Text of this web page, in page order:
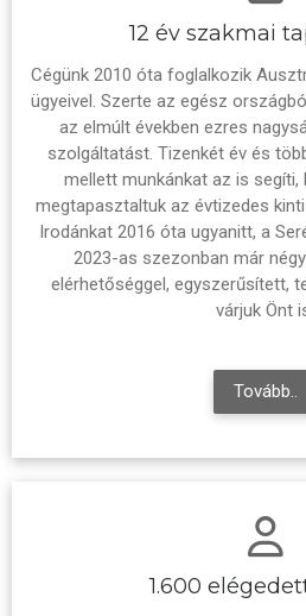
12 év szakmai
Cégünk 2010 óta foglalkozik
ügyeivel. Szerte az egész
az elmúlt években ezres
szolgáltatást. Tizenkét év és
mellett munkánkat az is segíti,
megtapasztaltuk az évtizedes
Irodánkat 2016 óta ugyanitt, a
2023-as szezonban már
elérhetőséggel, egyszerűsített,
várjuk Önt
Tovább..
1.600